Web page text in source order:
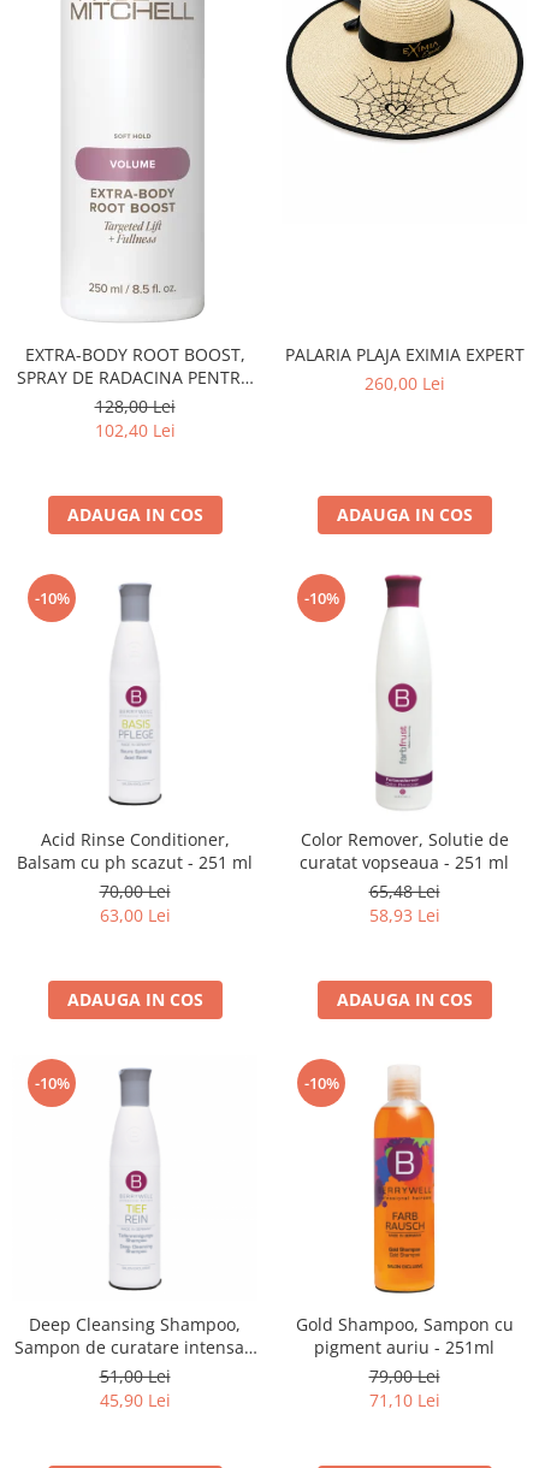
Fard de ochi
Creion de buze
Gloss de buze
SPRANCENE
Palete Contouring
Pensule Profesionale
Aur Cosmetic
EXTRA-BODY ROOT BOOST,
SPRAY DE RADACINA PENTRU
VOLUM 250 ML
128,00 Lei
102,40 Lei
ADAUGA IN COS
PALARIA PLAJA EXIMIA EXPERT
260,00 Lei
ADAUGA IN COS
-10%
Acid Rinse Conditioner,
Balsam cu ph scazut - 251 ml
70,00 Lei
63,00 Lei
ADAUGA IN COS
-10%
Color Remover, Solutie de
curatat vopseaua - 251 ml
65,48 Lei
58,93 Lei
ADAUGA IN COS
-10%
Deep Cleansing Shampoo,
Sampon de curatare intensa -
251 ml
51,00 Lei
45,90 Lei
-10%
Gold Shampoo, Sampon cu
pigment auriu - 251ml
79,00 Lei
71,10 Lei